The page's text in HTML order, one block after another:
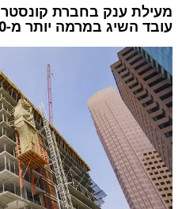
מעילת ענק בחברת
עובד השיג במרמה יותר מ-180 אלף דולר